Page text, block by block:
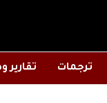
ترجمات تقارير